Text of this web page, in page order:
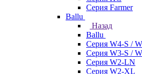
Серия Farmer
Ballu
Назад
Ballu
Серия W4-S /
Серия W3-S /
Серия W2-LN
Серия W2-XL